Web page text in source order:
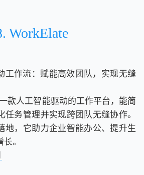
WorkElate
工作流：赋能高效团队，实现无缝
款人工智能驱动的工作平台，能简
任务管理并实现跨团队无缝协作。
地，它助力企业智能办公、提升生
。